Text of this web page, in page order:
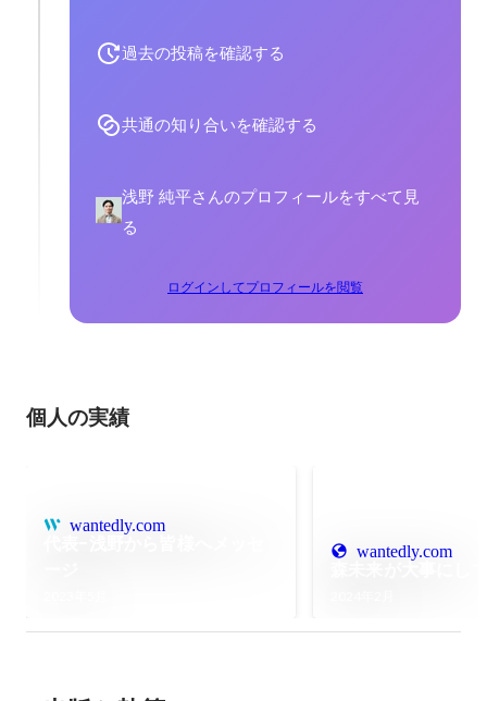
過去の投稿を確認する
共通の知り合いを確認する
浅野 純平さんのプロフィールをすべて見
る
ログインしてプロフィールを閲覧
個人の実績
wantedly.com
wantedly.com